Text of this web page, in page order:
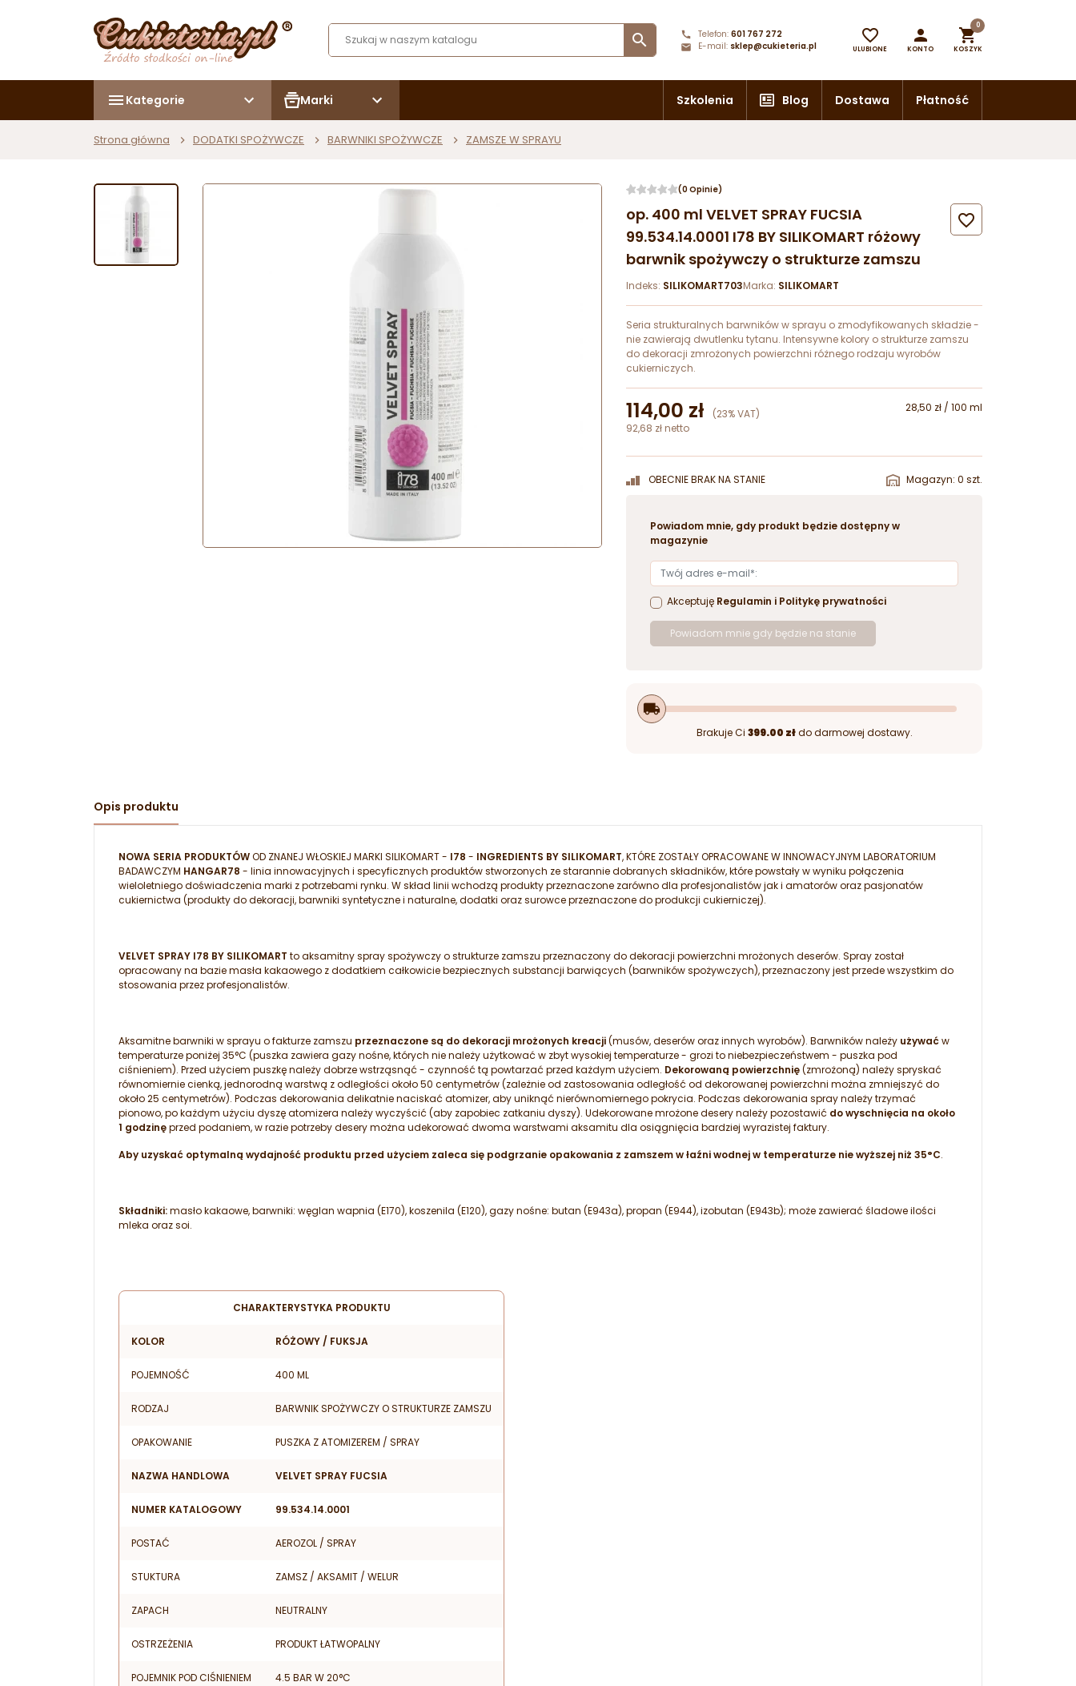
 Telefon: 601 767 272
E-mail: sklep@cukieteria.pl

ULUBIONE

KONTO

0
KOSZYK
Kategorie Marki Szkolenia Blog Dostawa Płatność
Strona główna DODATKI SPOŻYWCZE BARWNIKI SPOŻYWCZE ZAMSZE W SPRAYU
(0 Opinie)
op. 400 ml VELVET SPRAY FUCSIA
99.534.14.0001 I78 BY SILIKOMART różowy
barwnik spożywczy o strukturze zamszu

Indeks: SILIKOMART703Marka: SILIKOMART
Seria strukturalnych barwników w sprayu o zmodyfikowanych składzie -
nie zawierają dwutlenku tytanu. Intensywne kolory o strukturze zamszu
do dekoracji zmrożonych powierzchni różnego rodzaju wyrobów
cukierniczych.
114,00 zł (23% VAT)
28,50 zł / 100 ml
92,68 zł netto
OBECNIE BRAK NA STANIE Magazyn: 0 szt.
Powiadom mnie, gdy produkt będzie dostępny w
magazynie
Akceptuję Regulamin i Politykę prywatności
Powiadom mnie gdy będzie na stanie
local_shipping
Brakuje Ci 399.00 złdo darmowej dostawy.
Opis produktu
NOWA SERIA PRODUKTÓWOD ZNANEJ WŁOSKIEJ MARKI SILIKOMART - I78 - INGREDIENTS BY SILIKOMART, KTÓRE ZOSTAŁY OPRACOWANE W INNOWACYJNYM LABORATORIUM
BADAWCZYM HANGAR78 - linia innowacyjnych i specyficznych produktów stworzonych ze starannie dobranych składników, które powstały w wyniku połączenia
wieloletniego doświadczenia marki z potrzebami rynku. W skład linii wchodzą produkty przeznaczone zarówno dla profesjonalistów jak i amatorów oraz pasjonatów
cukiernictwa (produkty do dekoracji, barwniki syntetyczne i naturalne, dodatki oraz surowce przeznaczone do produkcji cukierniczej).
VELVET SPRAY I78 BY SILIKOMART to aksamitny spray spożywczy o strukturze zamszu przeznaczony do dekoracji powierzchni mrożonych deserów. Spray został
opracowany na bazie masła kakaowego z dodatkiem całkowicie bezpiecznych substancji barwiących (barwników spożywczych), przeznaczony jest przede wszystkim do
stosowania przez profesjonalistów.
Aksamitne barwniki w sprayu o fakturze zamszu przeznaczone są do dekoracji mrożonych kreacji(musów, deserów oraz innych wyrobów). Barwników należy używaćw
temperaturze poniżej 35°C (puszka zawiera gazy nośne, których nie należy użytkować w zbyt wysokiej temperaturze - grozi to niebezpieczeństwem - puszka pod
ciśnieniem). Przed użyciem puszkę należy dobrze wstrząsnąć - czynność tą powtarzać przed każdym użyciem. Dekorowaną powierzchnię(zmrożoną) należy spryskać
równomiernie cienką, jednorodną warstwą z odległości około 50 centymetrów (zależnie od zastosowania odległość od dekorowanej powierzchni można zmniejszyć do
około 25 centymetrów). Podczas dekorowania delikatnie naciskać atomizer, aby uniknąć nierównomiernego pokrycia. Podczas dekorowania spray należy trzymać
pionowo, po każdym użyciu dyszę atomizera należy wyczyścić (aby zapobiec zatkaniu dyszy). Udekorowane mrożone desery należy pozostawić do wyschnięcia na około
1 godzinęprzed podaniem, w razie potrzeby desery można udekorować dwoma warstwami aksamitu dla osiągnięcia bardziej wyrazistej faktury.
Aby uzyskać optymalną wydajność produktu przed użyciem zaleca się podgrzanie opakowania z zamszem w łaźni wodnej w temperaturze nie wyższej niż 35°C.
Składniki:masło kakaowe, barwniki: węglan wapnia (E170), koszenila (E120), gazy nośne: butan (E943a), propan (E944), izobutan (E943b); może zawierać śladowe ilości
mleka oraz soi.
CHARAKTERYSTYKA PRODUKTU
KOLOR RÓŻOWY / FUKSJA
POJEMNOŚĆ 400 ML
RODZAJ BARWNIK SPOŻYWCZY O STRUKTURZE ZAMSZU
OPAKOWANIE PUSZKA Z ATOMIZEREM / SPRAY
NAZWA HANDLOWA VELVET SPRAY FUCSIA
NUMER KATALOGOWY 99.534.14.0001
POSTAĆ AEROZOL / SPRAY
STUKTURA ZAMSZ / AKSAMIT / WELUR
ZAPACH NEUTRALNY
OSTRZEŻENIA PRODUKT ŁATWOPALNY
POJEMNIK POD CIŚNIENIEM 4.5 BAR W 20°C